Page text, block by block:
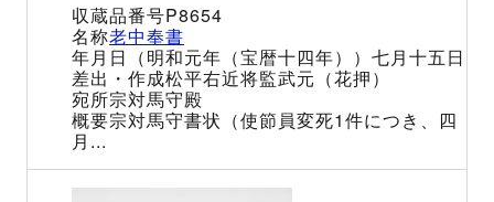
P8654
老中奉書
（明和元年（宝暦十四年））七月十五日
松平右近将監武元（花押）
宗対馬守殿
宗対馬守書状（使節員変死1件につき、四
月...